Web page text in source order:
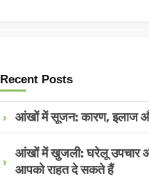
Recent Posts
आंखों में सूजन: कारण, इलाज
आंखों में खुजली: घरेलू उपचार
आपको राहत दे सकते हैं